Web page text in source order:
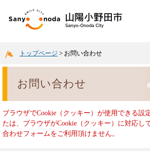
トップページ > お問い合わせ
お問い合わせ
ブラウザでCookie（クッキー）が使用できる設
たは、ブラウザがCookie（クッキー）に対応し
合わせフォームをご利用頂けません。